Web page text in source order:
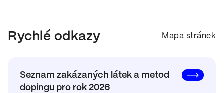
Rychlé odkazy Mapa stránek
Seznam zakázaných látek a metod
dopingu pro rok 2026